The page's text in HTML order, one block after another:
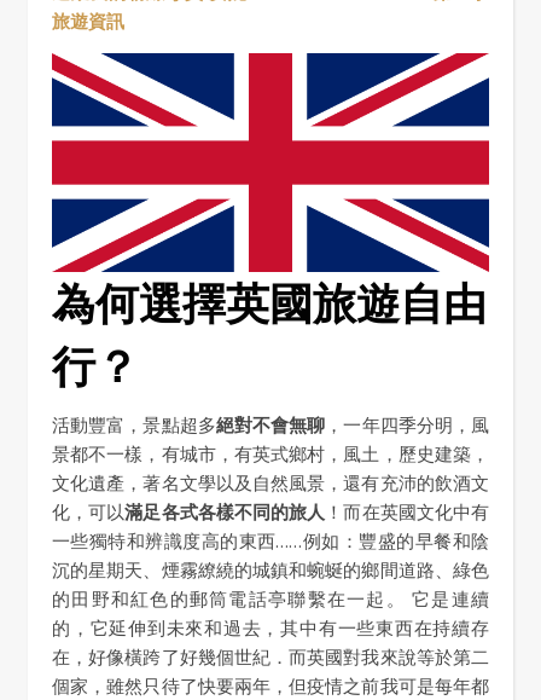
旅遊資訊
為何選擇英國旅遊自由
行？
活動豐富，景點超多絕對不會無聊 ，一年四季分明，風
景都不一樣，有城市，有英式鄉村，風土，歷史建築，
文化遺產，著名文學以及自然風景，還有充沛的飲酒文
化，可以滿足各式各樣不同的旅人 ！而在英國文化中有
一些獨特和辨識度高的東西……例如：豐盛的早餐和陰
沉的星期天、煙霧繚繞的城鎮和蜿蜒的鄉間道路、綠色
的田野和紅色的郵筒電話亭聯繫在一起。 它是連續
的，它延伸到未來和過去，其中有一些東西在持續存
在，好像橫跨了好幾個世紀．而英國對我來說等於第二
個家，雖然只待了快要兩年，但疫情之前我可是每年都